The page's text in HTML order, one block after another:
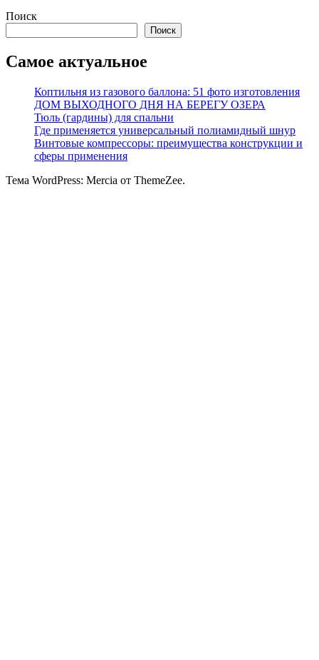
Поиск
Поиск
Самое актуальное
Коптильня из газового баллона: 51 фото изготовления
ДОМ ВЫХОДНОГО ДНЯ НА БЕРЕГУ ОЗЕРА
Тюль (гардины) для спальни
Где применяется универсальный полиамидный шнур
Винтовые компрессоры: преимущества конструкции и
сферы применения
Тема WordPress: Mercia от ThemeZee.